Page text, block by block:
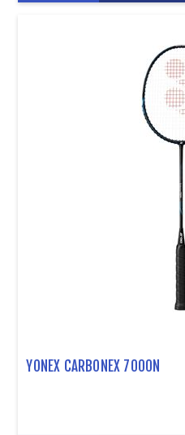
YONEX CARBONEX 7000N